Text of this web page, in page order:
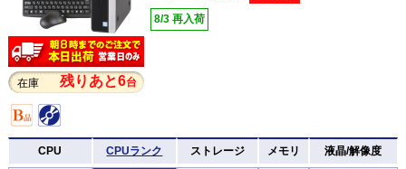
在庫 残りあと6台
8/3 再入荷
CPU CPUランク ストレージ メモリ 液晶/解像度